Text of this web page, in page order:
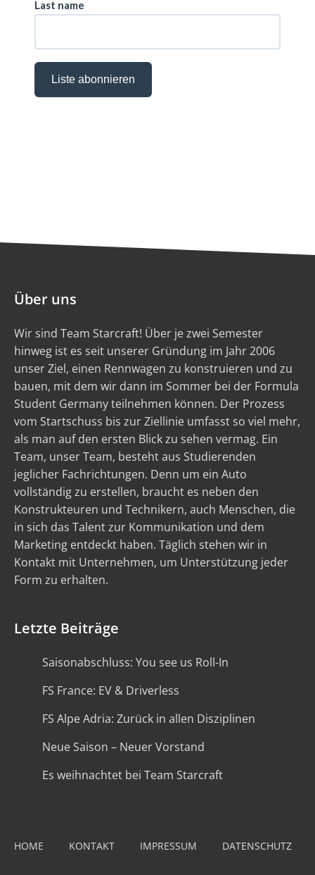
Über uns
Wir sind Team Starcraft! Über je zwei Semester
hinweg ist es seit unserer Gründung im Jahr 2006
unser Ziel, einen Rennwagen zu konstruieren und zu
bauen, mit dem wir dann im Sommer bei der Formula
Student Germany teilnehmen können. Der Prozess
vom Startschuss bis zur Ziellinie umfasst so viel mehr,
als man auf den ersten Blick zu sehen vermag. Ein
Team, unser Team, besteht aus Studierenden
jeglicher Fachrichtungen. Denn um ein Auto
vollständig zu erstellen, braucht es neben den
Konstrukteuren und Technikern, auch Menschen, die
in sich das Talent zur Kommunikation und dem
Marketing entdeckt haben. Täglich stehen wir in
Kontakt mit Unternehmen, um Unterstützung jeder
Form zu erhalten.
Letzte Beiträge
Saisonabschluss: You see us Roll-In
FS France: EV & Driverless
FS Alpe Adria: Zurück in allen Disziplinen
Neue Saison – Neuer Vorstand
Es weihnachtet bei Team Starcraft
HOME KONTAKT IMPRESSUM DATENSCHUTZ